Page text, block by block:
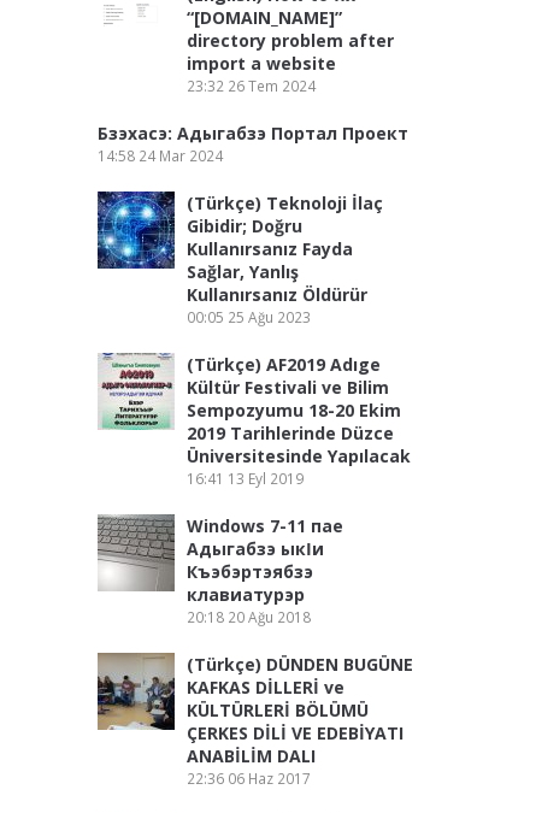
“[DOMAIN_NAME]”
directory problem after
import a website
23:32 26 Tem 2024
Бзэхасэ: Адыгабзэ Портал Проект
14:58 24 Mar 2024
(Türkçe) Teknoloji İlaç
Gibidir; Doğru
Kullanırsanız Fayda
Sağlar, Yanlış
Kullanırsanız Öldürür
00:05 25 Ağu 2023
(Türkçe) AF2019 Adıge
Kültür Festivali ve Bilim
Sempozyumu 18-20 Ekim
2019 Tarihlerinde Düzce
Üniversitesinde Yapılacak
16:41 13 Eyl 2019
Windows 7-11 пае
Адыгабзэ ыкӏи
Къэбэртэябзэ
клавиатурэр
20:18 20 Ağu 2018
(Türkçe) DÜNDEN BUGÜNE
KAFKAS DİLLERİ ve
KÜLTÜRLERİ BÖLÜMÜ
ÇERKES DİLİ VE EDEBİYATI
ANABİLİM DALI
22:36 06 Haz 2017